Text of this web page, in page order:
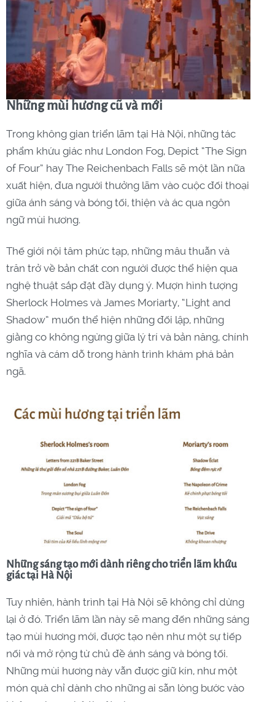
Những mùi hương cũ và mới
Trong không gian triển lãm tại Hà Nội, những tác
phẩm khứu giác như London Fog, Depict “The Sign
of Four” hay The Reichenbach Falls sẽ một lần nữa
xuất hiện, đưa người thưởng lãm vào cuộc đối thoại
giữa ánh sáng và bóng tối, thiện và ác qua ngôn
ngữ mùi hương.
Thế giới nội tâm phức tạp, những mâu thuẫn và
trăn trở về bản chất con người được thể hiện qua
nghệ thuật sắp đặt đầy dụng ý. Mượn hình tượng
Sherlock Holmes và James Moriarty, “Light and
Shadow” muốn thể hiện những đối lập, những
giằng co không ngừng giữa lý trí và bản năng, chính
nghĩa và cám dỗ trong hành trình khám phá bản
ngã.
Những sáng tạo mới dành riêng cho triển lãm khứu
giác tại Hà Nội
Tuy nhiên, hành trình tại Hà Nội sẽ không chỉ dừng
lại ở đó. Triển lãm lần này sẽ mang đến những sáng
tạo mùi hương mới, được tạo nên như một sự tiếp
nối và mở rộng từ chủ đề ánh sáng và bóng tối.
Những mùi hương này vẫn được giữ kín, như một
món quà chỉ dành cho những ai sẵn lòng bước vào